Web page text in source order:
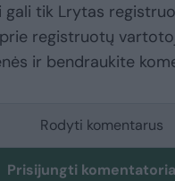
gali tik Lrytas
registruotų
ir bendraukite
Rodyti komentarus
Prisijungti